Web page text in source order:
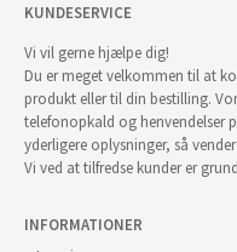
KUNDESERVICE
Vi vil gerne hjælpe dig!
Du er meget velkommen til at
produkt eller til din bestilling.
telefonopkald og henvendelser
yderligere oplysninger, så
Vi ved at tilfredse kunder er
INFORMATIONER